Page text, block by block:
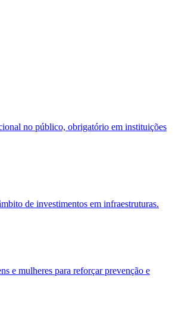
no público, obrigatório em instituições
de investimentos em infraestruturas.
e mulheres para reforçar prevenção e